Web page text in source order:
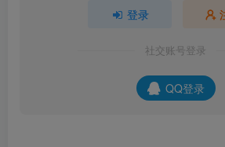
登录
社交账号登录
QQ登录